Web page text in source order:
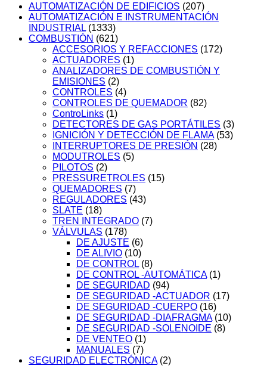
AUTOMATIZACIÓN DE EDIFICIOS (207)
AUTOMATIZACIÓN E INSTRUMENTACIÓN
INDUSTRIAL (1333)
COMBUSTIÓN (621)
ACCESORIOS Y REFACCIONES (172)
ACTUADORES (1)
ANALIZADORES DE COMBUSTIÓN Y
EMISIONES (2)
CONTROLES (4)
CONTROLES DE QUEMADOR (82)
ControLinks (1)
DETECTORES DE GAS PORTÁTILES (3)
IGNICIÓN Y DETECCIÓN DE FLAMA (53)
INTERRUPTORES DE PRESIÓN (28)
MODUTROLES (5)
PILOTOS (2)
PRESSURETROLES (15)
QUEMADORES (7)
REGULADORES (43)
SLATE (18)
TREN INTEGRADO (7)
VÁLVULAS (178)
DE AJUSTE (6)
DE ALIVIO (10)
DE CONTROL (8)
DE CONTROL -AUTOMÁTICA (1)
DE SEGURIDAD (94)
DE SEGURIDAD -ACTUADOR (17)
DE SEGURIDAD -CUERPO (16)
DE SEGURIDAD -DIAFRAGMA (10)
DE SEGURIDAD -SOLENOIDE (8)
DE VENTEO (1)
MANUALES (7)
SEGURIDAD ELECTRÓNICA (2)